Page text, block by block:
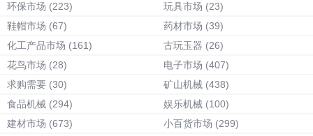
环保市场 (223) 玩具市场 (23)
鞋帽市场 (67) 药材市场 (39)
化工产品市场 (161) 古玩玉器 (26)
花鸟市场 (28) 电子市场 (407)
求购需要 (30) 矿山机械 (438)
食品机械 (294) 娱乐机械 (100)
建材市场 (673) 小百货市场 (299)